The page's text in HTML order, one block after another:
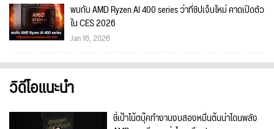
พบกับ AMD Ryzen AI 400 series ว่าที่ชิปเจ็นใหม่ คาดเปิดตัว
ใน CES 2026
Jan 16, 2026
วิดีโอแนะนำ
ชี้เป้าโน้ตบุ๊คทำงานงบสองหมื่นต้นน่าโดนพลัง